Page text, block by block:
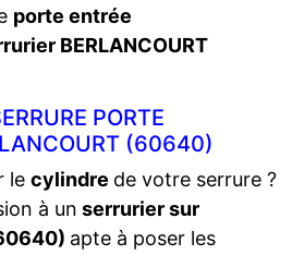
porte entrée
BERLANCOURT
PORTE
(60640)
le cylindre de votre serrure ?
à un serrurier sur
apte à poser les